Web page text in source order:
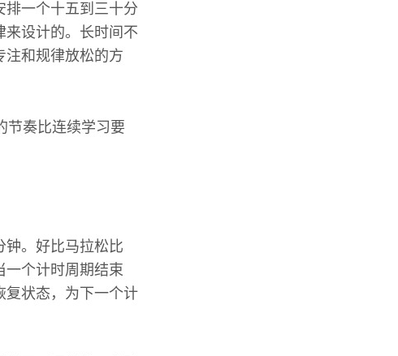
排一个十五到三十分
来设计的。长时间不
注和规律放松的方
节奏比连续学习要
钟。好比马拉松比
一个计时周期结束
复状态，为下一个计